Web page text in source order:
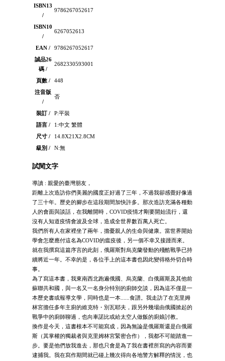
ISBN13
/
9786267052617
ISBN10
/
6267052613
EAN /
9786267052617
誠品26
碼 /
2682330593001
頁數 /
448
注音版
/
否
裝訂 /
P:平裝
語言 /
1:中文 繁體
尺寸 /
14.8X21X2.8CM
級別 /
N:無
試閱文字
導讀 : 親愛的臺灣朋友，
距離上次造訪你們美麗的國度正好過了三年，不過我卻感覺好像過
了三十年。歷史的腳步在這段期間加快許多。那次造訪充滿各種動
人的會面與談話，在我離開時，COVID疫情才剛要開始流行，還
沒有人知道疫情會波及全球，造成全世界數百萬人死亡。
我們所有人在家裡坐了兩年，擔憂親人的生命與健康。當世界開始
學會怎麼應付這名為COVID的瘟疫後，另一個不幸又接踵而來。
就在我撰寫這篇序言的此刻，俄羅斯對烏克蘭發動的殘酷戰爭已持
續將近一年。不幸的是，各位手上的這本書也因此變得格外切合時
事。
為了寫這本書，我東南西北跑遍俄國、烏克蘭、白俄羅斯及其他前
蘇聯共和國，與一名又一名身分特別的廚師交談，因為這不僅是一
本歷史書或報導文學，同時也是一本......食譜。我走訪了在克里姆
林宮擔任多年主廚的維克特・別瓦耶夫，跟另外幾場由俄國掀起的
戰爭中的廚師聊過，也向車諾比或給太空人做飯的廚娘討教。
換作是今天，這書根本不可能寫成，因為無論是俄羅斯還是白俄羅
斯（其掌權的獨裁者與克里姆林宮緊密合作），我都不可能踏進一
步。要是他們放我進去，那也只會是為了我在書裡所寫的內容而要
逮捕我。我在寫作期間就已碰上幾次得向各地警方解釋的情況，也